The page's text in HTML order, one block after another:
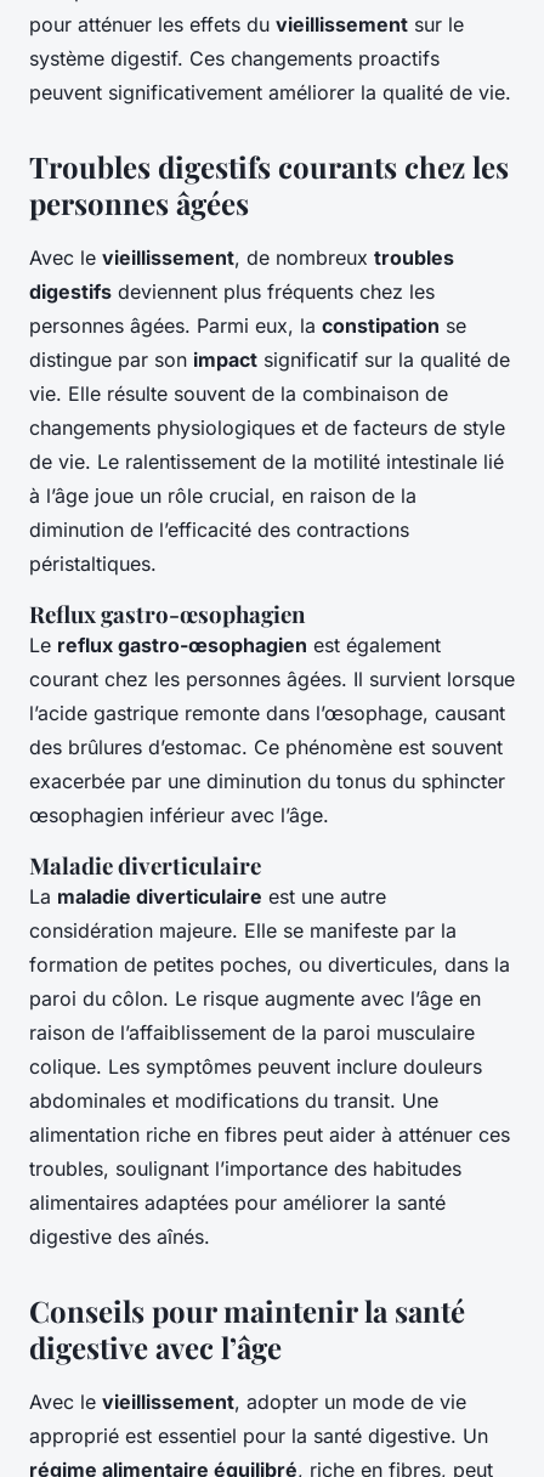
pour atténuer les effets du vieillissement sur le
système digestif. Ces changements proactifs
peuvent significativement améliorer la qualité de vie.
Troubles digestifs courants chez les
personnes âgées
Avec le vieillissement, de nombreux troubles
digestifs deviennent plus fréquents chez les
personnes âgées. Parmi eux, la constipation se
distingue par son impact significatif sur la qualité de
vie. Elle résulte souvent de la combinaison de
changements physiologiques et de facteurs de style
de vie. Le ralentissement de la motilité intestinale lié
à l’âge joue un rôle crucial, en raison de la
diminution de l’efficacité des contractions
péristaltiques.
Reflux gastro-œsophagien
Le reflux gastro-œsophagien est également
courant chez les personnes âgées. Il survient lorsque
l’acide gastrique remonte dans l’œsophage, causant
des brûlures d’estomac. Ce phénomène est souvent
exacerbée par une diminution du tonus du sphincter
œsophagien inférieur avec l’âge.
Maladie diverticulaire
La maladie diverticulaire est une autre
considération majeure. Elle se manifeste par la
formation de petites poches, ou diverticules, dans la
paroi du côlon. Le risque augmente avec l’âge en
raison de l’affaiblissement de la paroi musculaire
colique. Les symptômes peuvent inclure douleurs
abdominales et modifications du transit. Une
alimentation riche en fibres peut aider à atténuer ces
troubles, soulignant l’importance des habitudes
alimentaires adaptées pour améliorer la santé
digestive des aînés.
Conseils pour maintenir la santé
digestive avec l’âge
Avec le vieillissement, adopter un mode de vie
approprié est essentiel pour la santé digestive. Un
régime alimentaire équilibré, riche en fibres, peut